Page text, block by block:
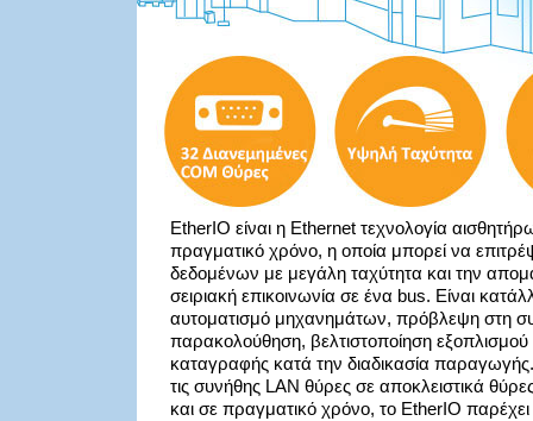
EtherIO είναι η Ethernet τεχνολογία
πραγματικό χρόνο, η οποία μπορεί να
δεδομένων με μεγάλη ταχύτητα και την
σειριακή επικοινωνία σε ένα bus. Είναι
αυτοματισμό μηχανημάτων, πρόβλεψη στη
παρακολούθηση, βελτιστοποίηση
καταγραφής κατά την διαδικασία
τις συνήθης LAN θύρες σε αποκλειστικά
και σε πραγματικό χρόνο, το EtherIO παρέχει